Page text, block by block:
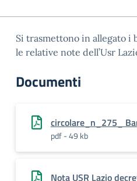
Si trasmettono in allegato i
le relative note dell’Usr
Documenti
circolare_n_275_
pdf - 49 kb
Nota USR Lazio